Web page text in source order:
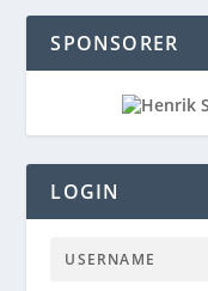
SPONSORER
LOGIN